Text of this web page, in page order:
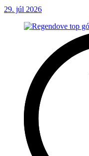
29. júl 2026